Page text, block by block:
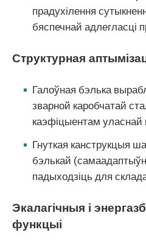
прадухілення
бяспечнай адлегласці
Структурная
Галоўная бэлька
зварной каробчатай
каэфіцыентам уласнай
Гнуткая канструкцыя
бэлькай
падыходзіць для
Экалагічныя і
функцыі